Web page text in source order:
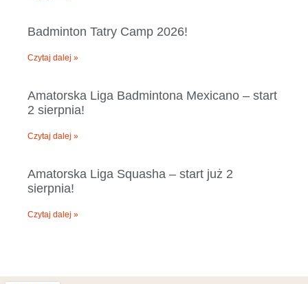
Badminton Tatry Camp 2026!
Czytaj dalej »
Amatorska Liga Badmintona Mexicano – start
2 sierpnia!
Czytaj dalej »
Amatorska Liga Squasha – start już 2
sierpnia!​
Czytaj dalej »